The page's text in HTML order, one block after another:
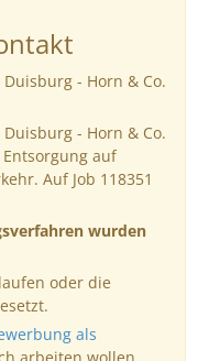
- Horn & Co.
- Horn & Co.
auf
Auf Job 118351
wurden
oder die
als